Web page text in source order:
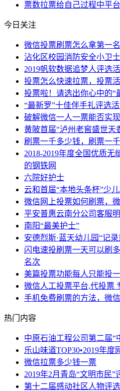
票数拉票给自己过程中平台
今日关注
微信投票刷票怎么拿第一
沾化区校园消防安全小卫
2019帆软数据追梦人评选
投票怎么快速拉票，投票
投票啦！请选出你心中的“
“最新罗”十佳伴手礼评选
破解微信一人一票能否实现
黄陂首届“泸州老窖盛世天
刷票一千多少钱，刷票一
2018-2019年度全国优质
的钢铁网
六院好护士
云和首届“本地头条杯”少
微信网上投票如何刷票，
平安普惠云南分公司客服
南阳“最美护士”
安德烈斯·蓝天幼儿园“记
闪电速投刷票一天可以刷
名次
美篇投票功能每人只能投
微信人工投票平台,代投票
手机免费刷票的方法，微
热门内容
中原石油工程公司第二届“
乐山味道TOP30•2019年度
微信拉票多少钱一票
2019年2月青岛“文明市民”
第十二届感动社区人物评